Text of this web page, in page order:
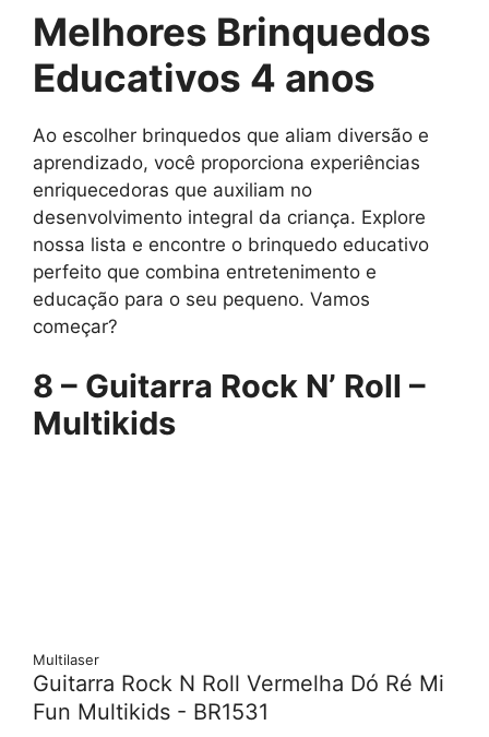
Melhores Brinquedos
Educativos 4 anos
Ao escolher brinquedos que aliam diversão e
aprendizado, você proporciona experiências
enriquecedoras que auxiliam no
desenvolvimento integral da criança. Explore
nossa lista e encontre o brinquedo educativo
perfeito que combina entretenimento e
educação para o seu pequeno. Vamos
começar?
8 – Guitarra Rock N’ Roll –
Multikids
Multilaser
Guitarra Rock N Roll Vermelha Dó Ré Mi
Fun Multikids - BR1531